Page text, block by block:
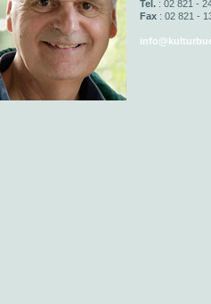
Tel. : 02 821 -
Fax : 02 821 -